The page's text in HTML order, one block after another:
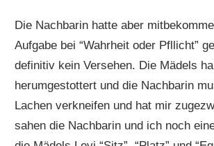
Die Nachbarin hatte aber
Aufgabe bei “Wahrheit oder Pfllicht”
definitiv kein Versehen. Die Mädels
herumgestottert und die Nachbarin
Lachen verkneifen und hat mir
sahen die Nachbarin und ich noch